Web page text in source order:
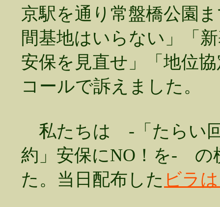
京駅を通り常盤橋公園
間基地はいらない」「
安保を見直せ」「地位
コールで訴えました。
私たちは -「たらい回
約」安保にNO！を- の
た。当日配布した ビラ